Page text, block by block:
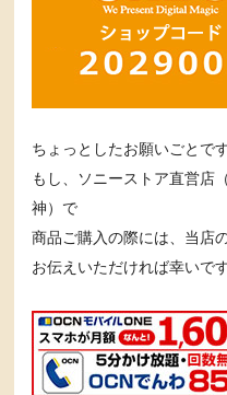
ちょっとしたお願いごとです
もし、ソニーストア直営店
神）で
商品ご購入の際には、当店
お伝えいただければ幸いです